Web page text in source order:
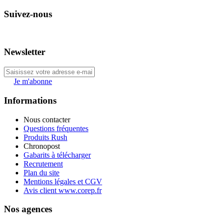
Suivez-nous
Newsletter
Je m'abonne
Informations
Nous contacter
Questions fréquentes
Produits Rush
Chronopost
Gabarits à télécharger
Recrutement
Plan du site
Mentions légales et CGV
Avis client www.corep.fr
Nos agences